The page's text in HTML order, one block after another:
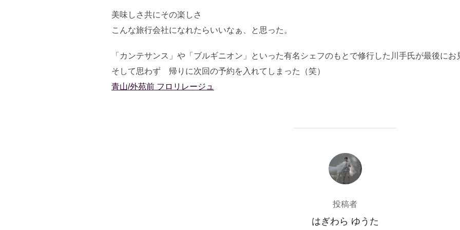
美味しさ共にその楽しさ
こんな旅行会社になれたらいいなぁ、と思った。
「カンテサンス」や「ブルギニオン」といった有名シェフのもとで修行した川手氏が最後にお
そして思わず 帰りに次回の予約を入れてしまった（笑）
青山/外苑前 フロリレージュ
投稿者
投稿者
はぎわら ゆうた